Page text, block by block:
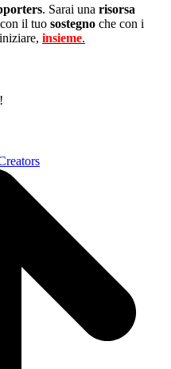
. Sarai una risorsa
il tuo sostegno che con i
insieme.